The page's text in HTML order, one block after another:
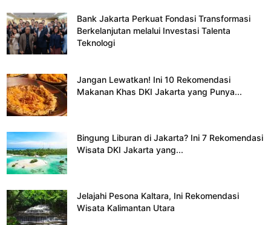
Bank Jakarta Perkuat Fondasi Transformasi
Berkelanjutan melalui Investasi Talenta
Teknologi
Jangan Lewatkan! Ini 10 Rekomendasi
Makanan Khas DKI Jakarta yang Punya...
Bingung Liburan di Jakarta? Ini 7 Rekomendasi
Wisata DKI Jakarta yang...
Jelajahi Pesona Kaltara, Ini Rekomendasi
Wisata Kalimantan Utara